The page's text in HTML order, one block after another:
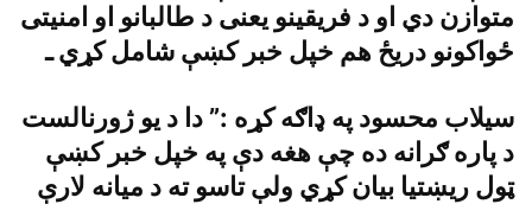
متوازن دي او د فريقينو يعنى د طالبانو او امنيتى
ځواکونو دريځ هم خپل خبر کښې شامل کړي ـ
سيلاب محسود په ډاګه کړه :” دا د يو ژورنالست
د پاره ګرانه ده چې هغه دې په خپل خبر کښې
ټول ريښتيا بيان کړي ولې تاسو ته د ميانه لارې